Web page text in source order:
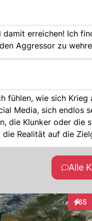
erreichen! Ich
Aggressor zu
fühlen, wie sich
Media, sich endlos
Haare sind nicht das
Realität auf die
Alle
65